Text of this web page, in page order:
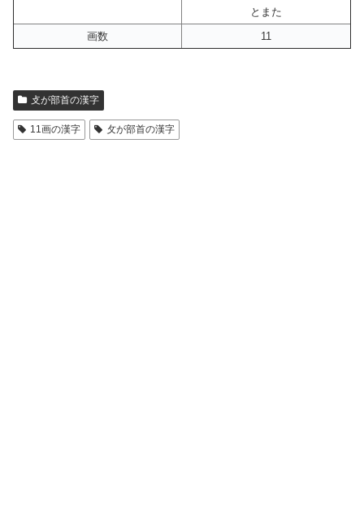
とまた
画数
11
攴が部首の漢字
11画の漢字 攵が部首の漢字